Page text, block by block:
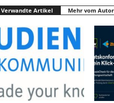
Verwandte Artikel Mehr vom Autor